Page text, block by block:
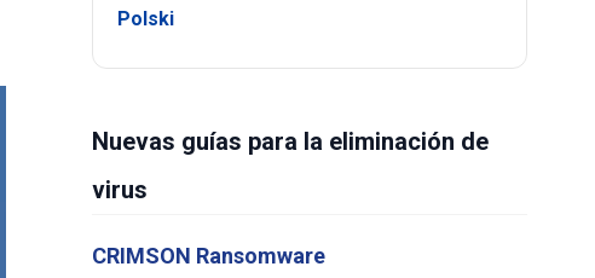
Polski
Nuevas guías para la eliminación de
virus
CRIMSON Ransomware